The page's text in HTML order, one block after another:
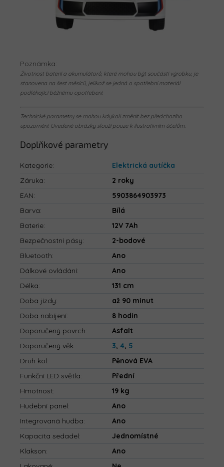
Poznámka:
Životnost baterií a akumulátorů, které mohou být součástí výrobku, je
stanovena na šest měsíců, jelikož se jedná o spotřební materiál
podléhající běžnému opotřebení.
Technické parametry se mohou kdykoli změnit bez předchozího
upozornění. Uvedené obrázky slouží pouze k ilustrativním účelům.
Doplňkové parametry
Kategorie:
Elektrická autíčka
Záruka:
2 roky
EAN:
5903864903973
Barva:
Bílá
Baterie:
12V 7Ah
Bezpečnostní pásy:
2-bodové
Bluetooth:
Ano
Dálkové ovládání:
Ano
Délka:
131 cm
Doba jízdy:
až 90 minut
Doba nabíjení:
8 hodin
Doporučený povrch:
Asfalt
Doporučený věk: 3, 4, 5
Druh kol:
Pěnová EVA
Funkční LED světla:
Přední
Hmotnost:
19 kg
Hudební panel:
Ano
Integrovaná hudba:
Ano
Kapacita sedadel:
Jednomístné
Klakson:
Ano